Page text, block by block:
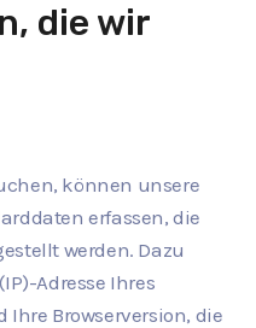
die wir
können unsere
erfassen, die
werden. Dazu
Adresse Ihres
Ihre Browserversion, die